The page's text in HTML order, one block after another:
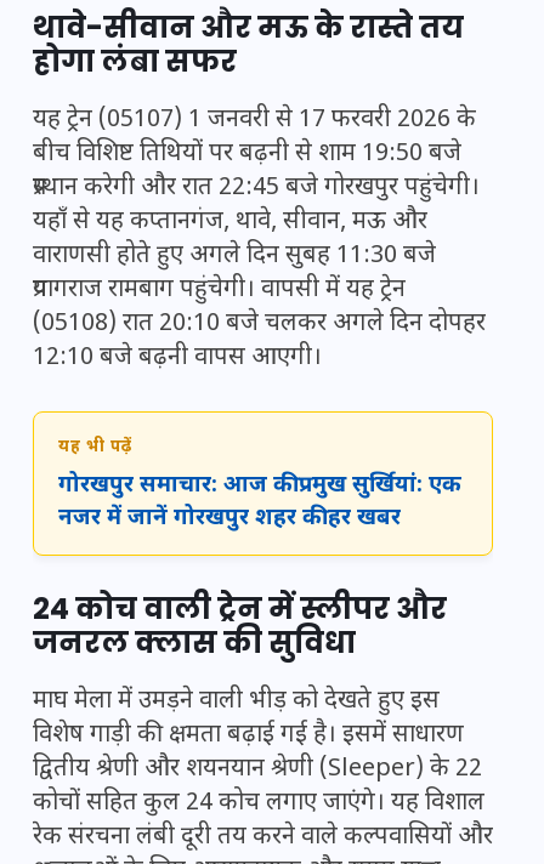
थावे-सीवान और मऊ के रास्ते तय
होगा लंबा सफर
यह ट्रेन (05107) 1 जनवरी से 17 फरवरी 2026 के
बीच विशिष्ट तिथियों पर बढ़नी से शाम 19:50 बजे
प्रस्थान करेगी और रात 22:45 बजे गोरखपुर पहुंचेगी।
यहाँ से यह कप्तानगंज, थावे, सीवान, मऊ और
वाराणसी होते हुए अगले दिन सुबह 11:30 बजे
प्रयागराज रामबाग पहुंचेगी। वापसी में यह ट्रेन
(05108) रात 20:10 बजे चलकर अगले दिन दोपहर
12:10 बजे बढ़नी वापस आएगी।
यह भी पढ़ें
गोरखपुर समाचार: आज की प्रमुख सुर्खियां: एक
नजर में जानें गोरखपुर शहर की हर खबर
24 कोच वाली ट्रेन में स्लीपर और
जनरल क्लास की सुविधा
माघ मेला में उमड़ने वाली भीड़ को देखते हुए इस
विशेष गाड़ी की क्षमता बढ़ाई गई है। इसमें साधारण
द्वितीय श्रेणी और शयनयान श्रेणी (Sleeper) के 22
कोचों सहित कुल 24 कोच लगाए जाएंगे। यह विशाल
रेक संरचना लंबी दूरी तय करने वाले कल्पवासियों और